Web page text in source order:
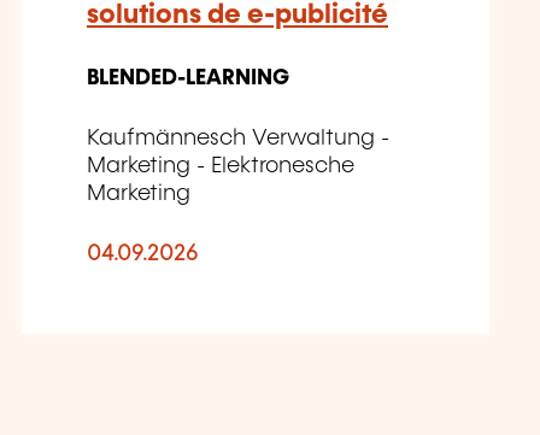
solutions de e-publicité
BLENDED-LEARNING
Kaufmännesch Verwaltung -
Marketing - Elektronesche
Marketing
04.09.2026